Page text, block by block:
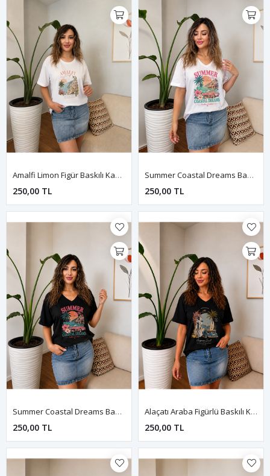
Amalfi Limon Figür Baskılı Kadın Tişört-Beyaz
250,00 TL
Summer Coastal Dreams Baskılı Kadın Tişört-Beyaz
250,00 TL
Summer Coastal Dreams Baskılı Kadın Tişört-Siyah
250,00 TL
Alaçatı Araba Figürlü Baskılı Kadın Tişört-Siyah
250,00 TL